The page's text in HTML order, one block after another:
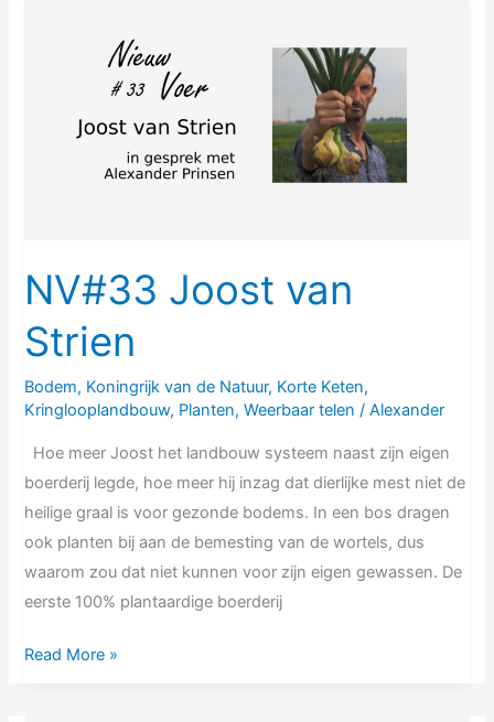
NV#33 Joost van
Strien
Bodem, Koningrijk van de Natuur, Korte Keten,
Kringlooplandbouw, Planten,Weerbaar telen /Alexander
Hoe meer Joost het landbouw systeem naast zijn eigen
boerderij legde, hoe meer hij inzag dat dierlijke mest niet de
heilige graal is voor gezonde bodems. In een bos dragen
ook planten bij aan de bemesting van de wortels, dus
waarom zou dat niet kunnen voor zijn eigen gewassen. De
eerste 100% plantaardige boerderij
Read More »